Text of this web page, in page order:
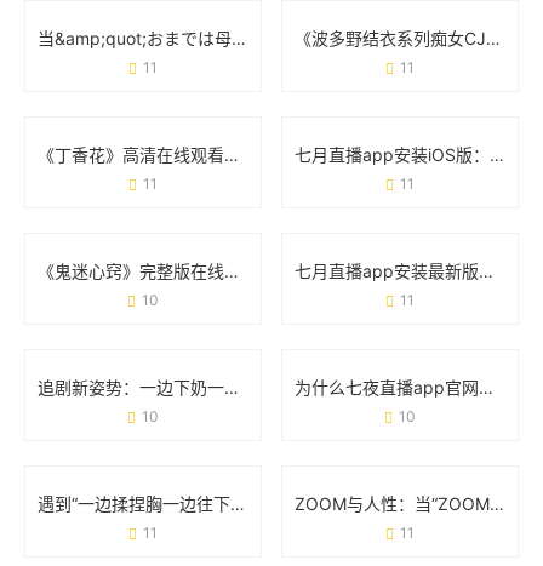
当&amp;quot;おまでは母に漂う&amp;quot;成为英文：一场关于翻译的奇妙漂流
11
《波多野结衣系列痴女CJOD-214》：经典场景与角色魅力的双重诠释
11
《丁香花》高清在线观看完整剧情：从虐心故事到观影避坑指南
11
七月直播app安装iOS版：手把手教你快速上手
11
《鬼迷心窍》完整版在线观看：悬疑背后的情感与人性的较量
10
七月直播app安装最新版视频：手把手教你体验升级亮点
11
追剧新姿势：一边下奶一边吃零食敷面膜的电视剧魔力
10
为什么七夜直播app官网能成为年轻人手机里的新宠？
10
遇到“一边揉捏胸一边往下摸怎么办”？这些实用建议必须收藏
11
ZOOM与人性：当“ZOOM情”成为日常的生存法则
11